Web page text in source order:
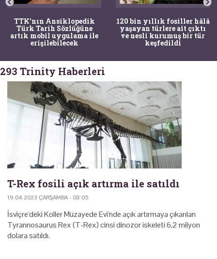
TTK'nın Ansiklopedik
Türk Tarih Sözlüğüne
artık mobil uygulama ile
erişilebilecek
120 bin yıllık fosiller hâlâ
yaşayan türlere ait çıktı
ve nesli kurumuş bir tür
keşfedildi
293 Trinity Haberleri
T-Rex fosili açık artırma ile satıldı
19.04.2023 ÇARŞAMBA - 08:05
İsviçre'deki Koller Müzayede Evi'nde açık artırmaya çıkarılan
Tyrannosaurus Rex (T-Rex) cinsi dinozor iskeleti 6,2 milyon
dolara satıldı.